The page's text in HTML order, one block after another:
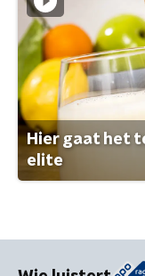
Hier gaat het
elite